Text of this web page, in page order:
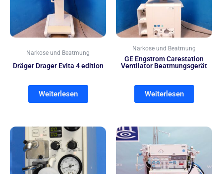
Narkose und Beatmung
Dräger Drager Evita 4 edition
Weiterlesen
Narkose und Beatmung
GE Engstrom Carestation
Ventilator Beatmungsgerät
Weiterlesen